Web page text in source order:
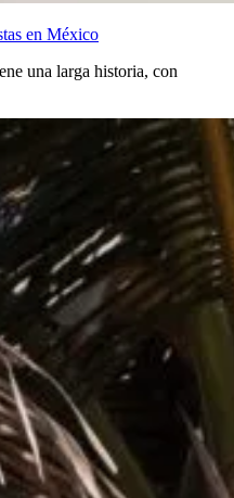
en México
una larga historia, con